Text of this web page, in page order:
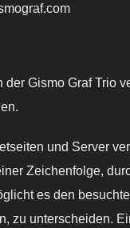
der Gismo Graf Trio
und Server
Zeichenfolge,
es den
zu unterscheiden.